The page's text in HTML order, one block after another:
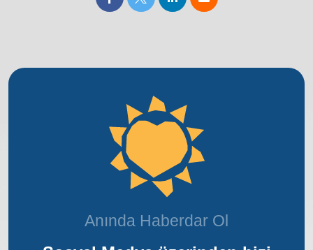
Anında Haberdar Ol